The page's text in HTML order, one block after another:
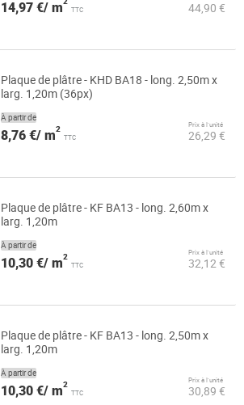
14,97 €/ m TTC 44,90 €
Plaque de plâtre - KHD BA18 - long. 2,50m x
larg. 1,20m (36px)
À partir de
8,76 €/ m2
TTC
Prix à l’unité
26,29 €
Plaque de plâtre - KF BA13 - long. 2,60m x
larg. 1,20m
À partir de
10,30 €/ m2
TTC
Prix à l’unité
32,12 €
Plaque de plâtre - KF BA13 - long. 2,50m x
larg. 1,20m
À partir de
10,30 €/ m2
TTC
Prix à l’unité
30,89 €